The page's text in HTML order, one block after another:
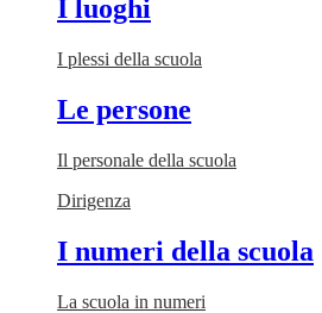
I luoghi
I plessi della scuola
Le persone
Il personale della scuola
Dirigenza
I numeri della scuola
La scuola in numeri